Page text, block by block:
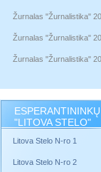
Žurnalas "Žurnalistika"
Žurnalas "Žurnalistika"
Žurnalas "Žurnalistika"
"LITOVA STELO"
Litova Stelo N-ro 1
Litova Stelo N-ro 2